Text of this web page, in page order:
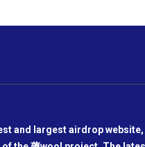
and largest airdrop website,